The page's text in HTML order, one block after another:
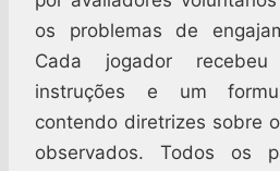
os problemas de
Cada jogador
instruções e um
contendo diretrizes sobre
observados. Todos os